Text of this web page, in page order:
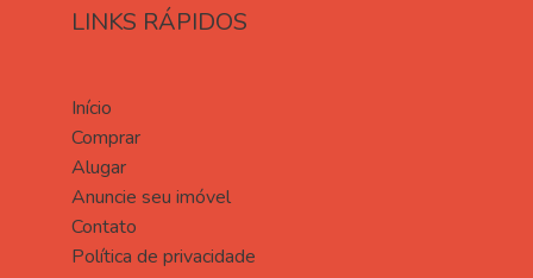
LINKS RÁPIDOS
Início
Comprar
Alugar
Anuncie seu imóvel
Contato
Política de privacidade